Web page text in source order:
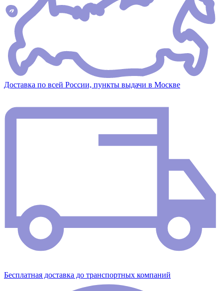
Доставка по всей России, пункты выдачи в Москве
Бесплатная доставка до транспортных компаний